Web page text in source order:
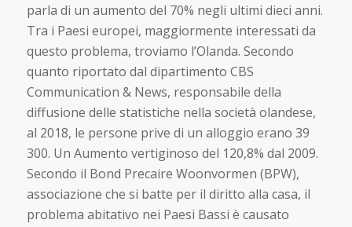
parla di un aumento del 70% negli ultimi dieci anni.
Tra i Paesi europei, maggiormente interessati da
questo problema, troviamo l’Olanda. Secondo
quanto riportato dal dipartimento CBS
Communication & News, responsabile della
diffusione delle statistiche nella società olandese,
al 2018, le persone prive di un alloggio erano 39
300. Un Aumento vertiginoso del 120,8% dal 2009.
Secondo il Bond Precaire Woonvormen (BPW),
associazione che si batte per il diritto alla casa, il
problema abitativo nei Paesi Bassi è causato